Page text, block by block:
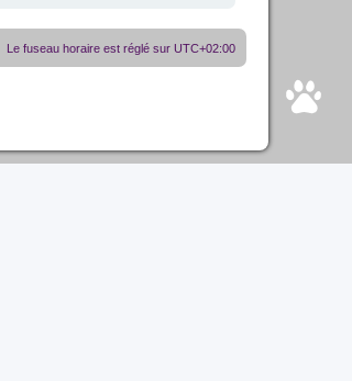
Le fuseau horaire est réglé sur UTC+02:00